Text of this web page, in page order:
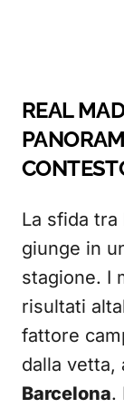
REAL
La sfida tra
giunge in
stagione. I
risultati
fattore
dalla vetta,
Barcelona.